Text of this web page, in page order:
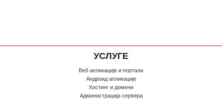
УСЛУГЕ
Веб апликације и портали
Андроид апликације
Хостинг и домени
Администрација сервера